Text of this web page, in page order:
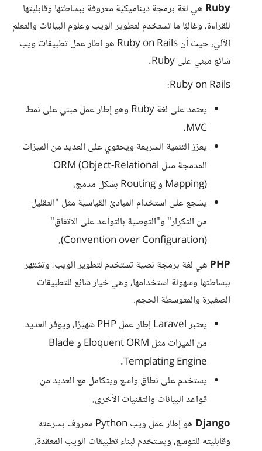
Ruby هي لغة برمجة ديناميكية معروفة ببساطتها وقابليتها
للقراءة، وغالبًا ما تستخدم لتطوير الويب وعلوم البيانات والتعلم
الآلي، حيث أن Ruby on Rails هو إطار عمل تطبيقات ويب
شائع مبني على Ruby.
Ruby on Rails:
يعتمد على لغة Ruby وهو إطار عمل مبني على نمط
MVC.
يعزز التنمية السريعة ويحتوي على العديد من الميزات
المدمجة مثل ORM (Object-Relational
Mapping) و Routing بشكل مدمج.
يشجع على استخدام المبادئ القياسية مثل "التقليل
من التكرار" و"التوصية بالتواعد على الاتفاق"
(Convention over Configuration).
PHP هي لغة برمجة نصية تستخدم لتطوير الويب، وتشتهر
ببساطتها وسهولة استخدامها، وهي خيار شائع للتطبيقات
الصغيرة والمتوسطة الحجم.
يعتبر Laravel إطار عمل PHP شهيرًا، ويوفر العديد
من الميزات مثل Eloquent ORM و Blade
Templating Engine.
يستخدم على نطاق واسع ويتكامل مع العديد من
قواعد البيانات والتقنيات الأخرى.
Django
هو إطار عمل ويب Python معروف بسرعته
وقابليته للتوسع، ويستخدم لبناء تطبيقات الويب المعقدة.